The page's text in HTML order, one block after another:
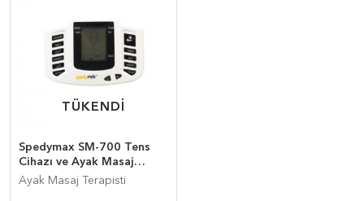
TÜKENDİ
TÜKENDİ
Spedymax SM-700 Tens
Cihazı ve Ayak Masaj
Terapisti
Ayak Masaj Terapisti